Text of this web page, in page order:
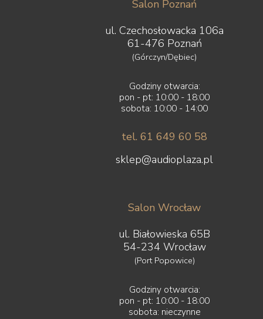
Salon Poznań
ul. Czechosłowacka 106a
61-476 Poznań
(Górczyn/Dębiec)
Godziny otwarcia:
pon - pt: 10:00 - 18:00
sobota: 10:00 - 14:00
tel. 61 649 60 58
sklep@audioplaza.pl
Salon Wrocław
ul. Białowieska 65B
54-234 Wrocław
(Port Popowice)
Godziny otwarcia:
pon - pt: 10:00 - 18:00
sobota: nieczynne